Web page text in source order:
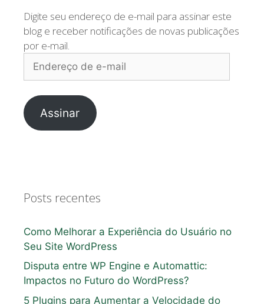
Digite seu endereço de e-mail para assinar este
blog e receber notificações de novas publicações
por e-mail.
Endereço
de
mail
Assinar
Posts recentes
Como Melhorar a Experiência do Usuário no
Seu Site WordPress
Disputa entre WP Engine e Automattic:
Impactos no Futuro do WordPress?
5 Plugins para Aumentar a Velocidade do